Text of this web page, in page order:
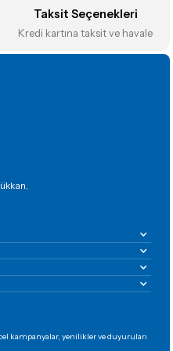
Taksit Seçenekleri
Kredi kartına taksit ve havale
kampanyalar, yenilikler ve duyuruları